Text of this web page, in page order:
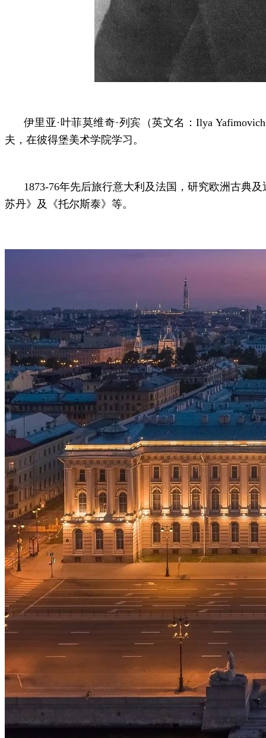
伊里亚·叶菲莫维奇·列宾（英文名：Ilya
夫，在彼得堡美术学院学习。
1873-76年先后旅行意大利及法国，研究欧洲古典
苏丹》及《托尔斯泰》等。